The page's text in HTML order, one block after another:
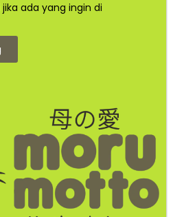
ada yang ingin di